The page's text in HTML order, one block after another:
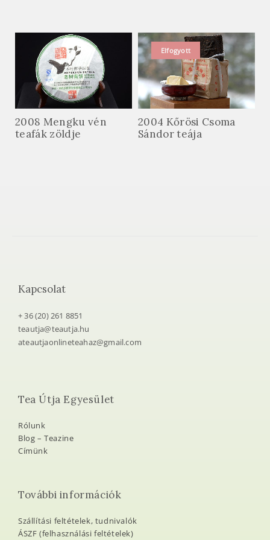
2008 Mengku vén
teafák zöldje
Elfogyott
2004 Kőrösi Csoma
Sándor teája
Kapcsolat
+ 36 (20) 261 8851
teautja@teautja.hu
ateautjaonlineteahaz@gmail.com
Tea Útja Egyesület
Rólunk
Blog – Teazine
Címünk
További információk
Szállítási feltételek, tudnivalók
ÁSZF (felhasználási feltételek)